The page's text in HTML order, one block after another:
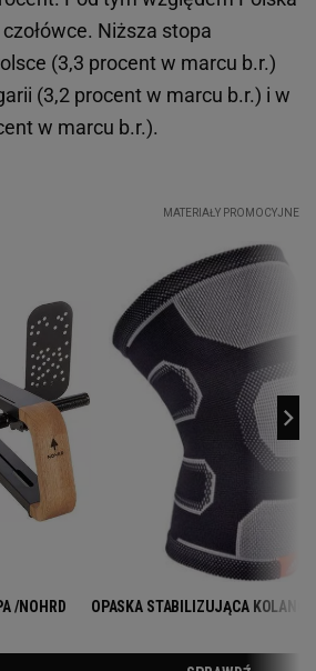
Niższa stopa
(3,3 procent w marcu b.r.)
(3,2 procent w marcu b.r.) i w
w marcu b.r.).